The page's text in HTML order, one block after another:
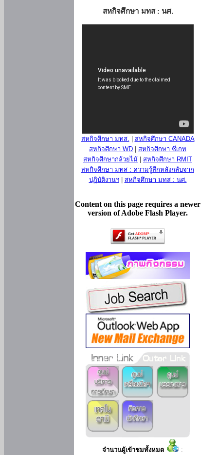
สหกิจศึกษา มทส : นศ.
สหกิจศึกษา มทส.
สหกิจศึกษา CANADA
สหกิจศึกษา WD
สหกิจศึกษา ซีเกท
สหกิจศึกษากล้วยไม้
สหกิจศึกษา RMIT
สหกิจศึกษา มทส : ความรู้สึกหลังกลับจาก
ปฏิบัติงานฯ| สหกิจศึกษา มทส : นศ.
Content on this page requires a newer
version of Adobe Flash Player.
จำนวนผู้เข้าชมทั้งหมด :